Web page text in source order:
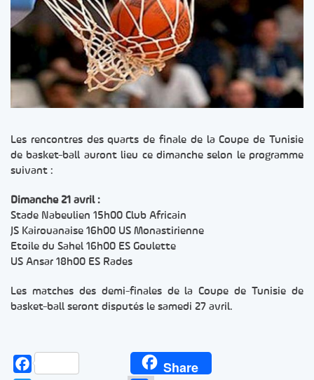
Les rencontres des quarts de finale de la Coupe de Tunisie
de basket-ball auront lieu ce dimanche selon le programme
suivant :
Dimanche 21 avril :
Stade Nabeulien 15h00 Club Africain
JS Kairouanaise 16h00 US Monastirienne
Etoile du Sahel 16h00 ES Goulette
US Ansar 18h00 ES Rades
Les matches des demi-finales de la Coupe de Tunisie de
basket-ball seront disputés le samedi 27 avril.
Facebook Share